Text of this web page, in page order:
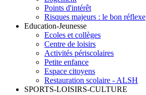
Points d'intérêt
Risques majeurs : le bon réflexe
Education-Jeunesse
Ecoles et collèges
Centre de loisirs
Activités périscolaires
Petite enfance
Espace citoyens
Restauration scolaire - ALSH
SPORTS-LOISIRS-CULTURE